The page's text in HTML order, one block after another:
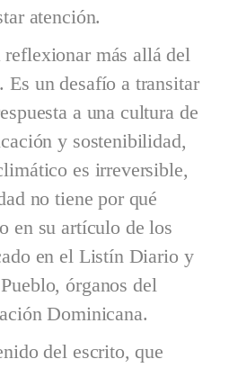
atención.
reflexionar más allá del
Es un desafío a transitar
a una cultura de
y sostenibilidad,
es irreversible,
no tiene por qué
en su artículo de los
en el Listín Diario y
órganos del
Dominicana.
del escrito, que